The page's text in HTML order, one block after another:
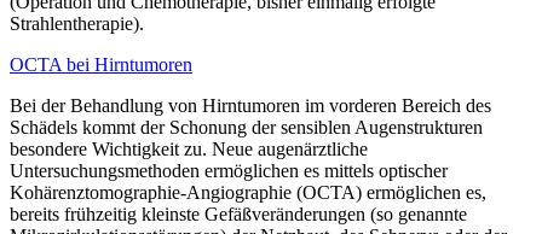
Strahlentherapie).
OCTA bei Hirntumoren
Bei der Behandlung von Hirntumoren im vorderen Bereich des
Schädels kommt der Schonung der sensiblen Augenstrukturen
besondere Wichtigkeit zu. Neue augenärztliche
Untersuchungsmethoden ermöglichen es mittels optischer
Kohärenztomographie-Angiographie (OCTA) ermöglichen es,
bereits frühzeitig kleinste Gefäßveränderungen (so genannte